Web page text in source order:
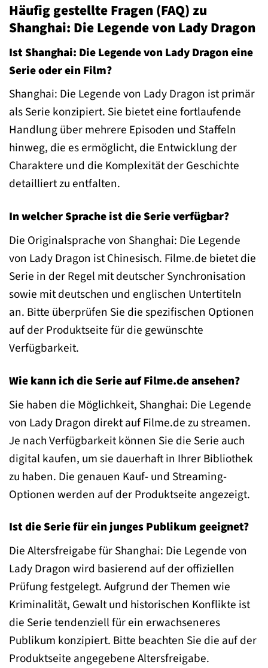
Häufig gestellte Fragen (FAQ) zu
Shanghai: Die Legende von Lady Dragon
Ist Shanghai: Die Legende von Lady Dragon eine
Serie oder ein Film?
Shanghai: Die Legende von Lady Dragon ist primär
als Serie konzipiert. Sie bietet eine fortlaufende
Handlung über mehrere Episoden und Staffeln
hinweg, die es ermöglicht, die Entwicklung der
Charaktere und die Komplexität der Geschichte
detailliert zu entfalten.
In welcher Sprache ist die Serie verfügbar?
Die Originalsprache von Shanghai: Die Legende
von Lady Dragon ist Chinesisch. Filme.de bietet die
Serie in der Regel mit deutscher Synchronisation
sowie mit deutschen und englischen Untertiteln
an. Bitte überprüfen Sie die spezifischen Optionen
auf der Produktseite für die gewünschte
Verfügbarkeit.
Wie kann ich die Serie auf Filme.de ansehen?
Sie haben die Möglichkeit, Shanghai: Die Legende
von Lady Dragon direkt auf Filme.de zu streamen.
Je nach Verfügbarkeit können Sie die Serie auch
digital kaufen, um sie dauerhaft in Ihrer Bibliothek
zu haben. Die genauen Kauf- und Streaming-
Optionen werden auf der Produktseite angezeigt.
Ist die Serie für ein junges Publikum geeignet?
Die Altersfreigabe für Shanghai: Die Legende von
Lady Dragon wird basierend auf der offiziellen
Prüfung festgelegt. Aufgrund der Themen wie
Kriminalität, Gewalt und historischen Konflikte ist
die Serie tendenziell für ein erwachseneres
Publikum konzipiert. Bitte beachten Sie die auf der
Produktseite angegebene Altersfreigabe.